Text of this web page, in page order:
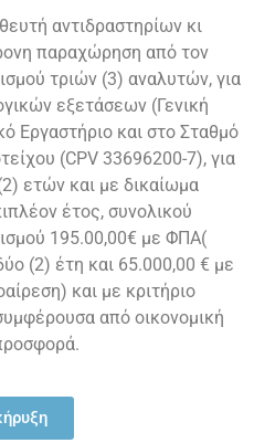
αντιδραστηρίων κι
παραχώρηση από τον
τριών (3) αναλυτών, για
εξετάσεων (Γενική
Εργαστήριο και στο Σταθμό
(CPV 33696200-7), για
ετών και με δικαίωμα
έτος, συνολικού
195.00,00€ με ΦΠΑ(
(2) έτη και 65.000,00 € με
και με κριτήριο
από οικονομική